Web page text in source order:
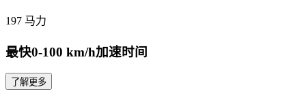
197 马力
最快0-100 km/h加速时间
了解更多